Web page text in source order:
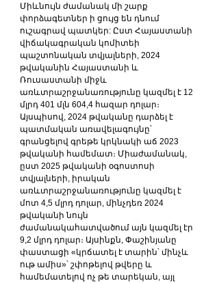
Միևնույն ժամանակ մի շարք
փորձագետներ ի ցույց են դնում
ուշագրավ պատկեր: Ըստ Հայաստանի
վիճակագրական կոմիտեի
պաշտոնական տվյալների, 2024
թվականին Հայաստանի և
Ռուսաստանի միջև
առևտրաշրջանառությունը կազմել է 12
մլրդ 401 մլն 604,4 հազար դոլար։
Այսպիսով, 2024 թվականը դարձել է
պատմական առավելագույնը՝
գրանցելով գրեթե կրկնակի աճ 2023
թվականի համեմատ։ Միաժամանակ,
ըստ 2025 թվականի օգոստոսի
տվյալների, իրական
առևտրաշրջանառությունը կազմել է
մոտ 4,5 մլրդ դոլար, մինչդեռ 2024
թվականի նույն
ժամանակահատվածում այն կազմել էր
9,2 մլրդ դոլար։ Այսինքն, Փաշինյանը
փաստացի «կրճատել է տարին՝ մինչև
ութ ամիս»՝ շփոթելով թվերը և
համեմատելով ոչ թե տարեկան, այլ